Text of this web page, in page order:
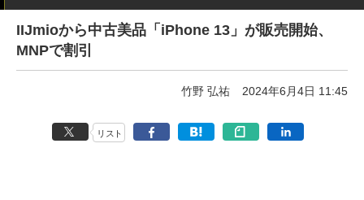
IIJmioから中古美品「iPhone 13」が販売開始、
MNPで割引
竹野 弘祐 2024年6月4日 11:45
リスト